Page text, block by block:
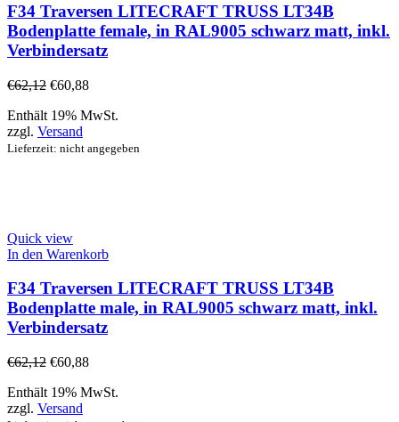
F34 Traversen LITECRAFT TRUSS LT34B
Bodenplatte female, in RAL9005 schwarz matt, inkl.
Verbindersatz
€62,12 €60,88
Enthält 19% MwSt.
zzgl. Versand
Lieferzeit: nicht angegeben
Quick view
In den Warenkorb
F34 Traversen LITECRAFT TRUSS LT34B
Bodenplatte male, in RAL9005 schwarz matt, inkl.
Verbindersatz
€62,12 €60,88
Enthält 19% MwSt.
zzgl. Versand